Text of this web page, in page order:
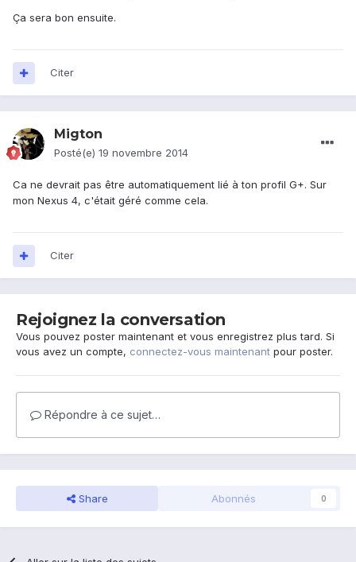
Ça sera bon ensuite.
Citer
Migton
Posté(e) 19 novembre 2014
Ca ne devrait pas être automatiquement lié à ton profil G+. Sur
mon Nexus 4, c'était géré comme cela.
Citer
Rejoignez la conversation
Vous pouvez poster maintenant et vous enregistrez plus tard. Si
vous avez un compte, connectez-vous maintenant pour poster.
Répondre à ce sujet…
Share Abonnés 0